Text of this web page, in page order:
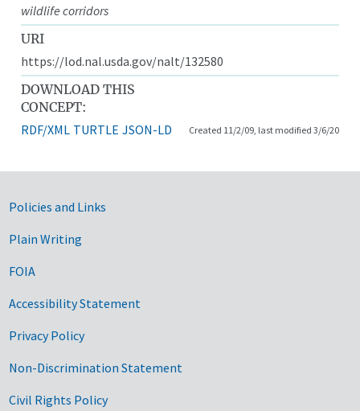
wildlife corridors
URI
https://lod.nal.usda.gov/nalt/132580
DOWNLOAD THIS
CONCEPT:
RDF/XML TURTLE JSON-LD Created 11/2/09, last modified 3/6/20
Government Links
Policies and Links
Plain Writing
FOIA
Accessibility Statement
Privacy Policy
Non-Discrimination Statement
Civil Rights Policy